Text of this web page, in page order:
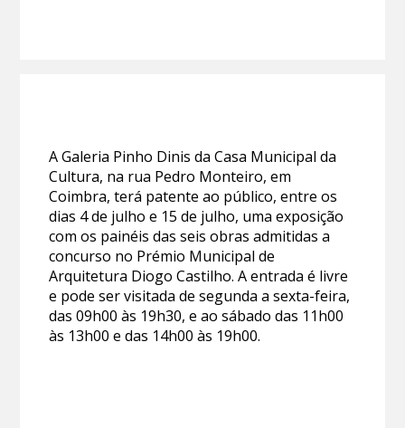
A Galeria Pinho Dinis da Casa Municipal da
Cultura, na rua Pedro Monteiro, em
Coimbra, terá patente ao público, entre os
dias 4 de julho e 15 de julho, uma exposição
com os painéis das seis obras admitidas a
concurso no Prémio Municipal de
Arquitetura Diogo Castilho. A entrada é livre
e pode ser visitada de segunda a sexta-feira,
das 09h00 às 19h30, e ao sábado das 11h00
às 13h00 e das 14h00 às 19h00.